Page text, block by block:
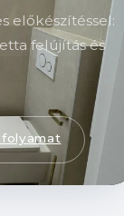
előkészítéssel:
felújítás és